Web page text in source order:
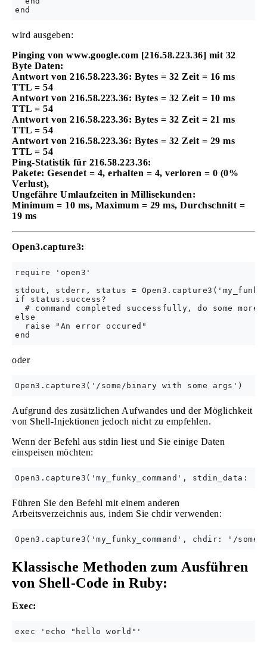
wird ausgeben:
Pinging von www.google.com [216.58.223.36] mit 32
Byte Daten:
Antwort von 216.58.223.36: Bytes = 32 Zeit = 16 ms
TTL = 54
Antwort von 216.58.223.36: Bytes = 32 Zeit = 10 ms
TTL = 54
Antwort von 216.58.223.36: Bytes = 32 Zeit = 21 ms
TTL = 54
Antwort von 216.58.223.36: Bytes = 32 Zeit = 29 ms
TTL = 54
Ping-Statistik für 216.58.223.36:
Pakete: Gesendet = 4, erhalten = 4, verloren = 0 (0%
Verlust),
Ungefähre Umlaufzeiten in Millisekunden:
Minimum = 10 ms, Maximum = 29 ms, Durchschnitt =
19 ms
Open3.capture3:
require 'open3'
stdout, stderr, status =
if status.success?
# command completed successfully, do some more
else
  raise "An error occured"
oder
Aufgrund des zusätzlichen Aufwandes und der Möglichkeit
von Shell-Injektionen jedoch nicht zu empfehlen.
Wenn der Befehl aus stdin liest und Sie einige Daten
einspeisen möchten:
Führen Sie den Befehl mit einem anderen
Arbeitsverzeichnis aus, indem Sie chdir verwenden:
Klassische Methoden zum Ausführen
von Shell-Code in Ruby:
Exec: